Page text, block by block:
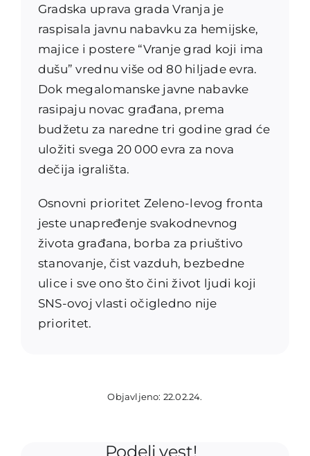
Gradska uprava grada Vranja je
raspisala javnu nabavku za hemijske,
majice i postere “Vranje grad koji ima
dušu” vrednu više od 80 hiljade evra.
Dok megalomanske javne nabavke
rasipaju novac građana, prema
budžetu za naredne tri godine grad će
uložiti svega 20 000 evra za nova
dečija igrališta.
Osnovni prioritet Zeleno-levog fronta
jeste unapređenje svakodnevnog
života građana, borba za priuštivo
stanovanje, čist vazduh, bezbedne
ulice i sve ono što čini život ljudi koji
SNS-ovoj vlasti očigledno nije
prioritet.
Objavljeno: 22.02.24.
Podeli vest!